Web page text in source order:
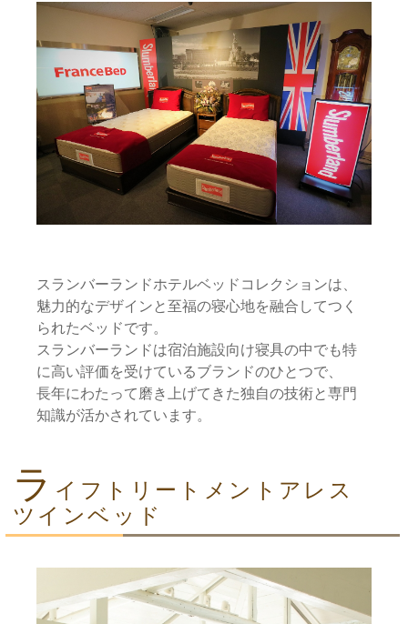
スランバーランドホテルベッドコレクションは、
魅力的なデザインと至福の寝心地を融合してつく
られたベッドです。
スランバーランドは宿泊施設向け寝具の中でも特
に高い評価を受けているブランドのひとつで、
長年にわたって磨き上げてきた独自の技術と専門
知識が活かされています。
ラ イフトリートメントアレス
ツインベッド